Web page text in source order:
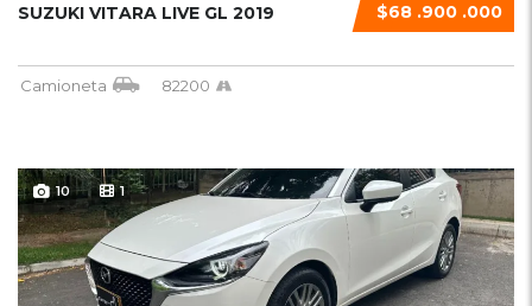
$68 .900 .000
SUZUKI VITARA LIVE GL 2019
Camioneta 82200
10 1